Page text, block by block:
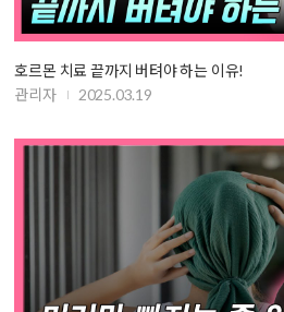
호르몬 치료 끝까지 버텨야 하는 이유!
관리자
2025.03.19